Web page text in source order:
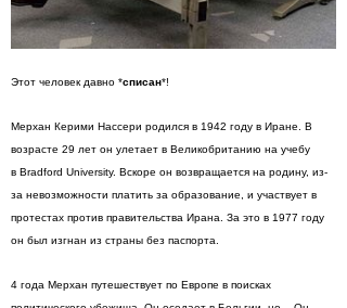
Этот человек давно *списан*!
Мерхан Керими Нассери родился в 1942 году в Иране. В
возрасте 29 лет он улетает в Великобританию на учебу
в Bradford University. Вскоре он возвращается на родину, из-
за невозможности платить за образование, и участвует в
протестах против правительства Ирана. За это в 1977 году
он был изгнан из страны без паспорта.
4 года Мерхан путешествует по Европе в поисках